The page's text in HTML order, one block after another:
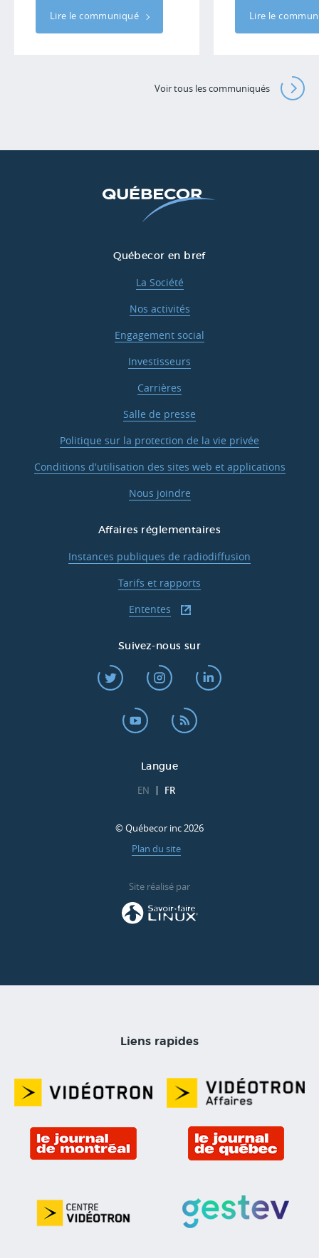
Lire le communiqué Lire le
Voir tous les communiqués
Québecor en bref
La Société
Nos activités
Engagement social
Investisseurs
Carrières
Salle de presse
Politique sur la protection de la vie privée
Conditions d'utilisation des sites web et applications
Nous joindre
Affaires réglementaires
Instances publiques de radiodiffusion
Tarifs et rapports
Ententes
Suivez-nous sur
Langue
EN FR
© Québecor inc 2026
Plan du site
Site réalisé par
Liens rapides